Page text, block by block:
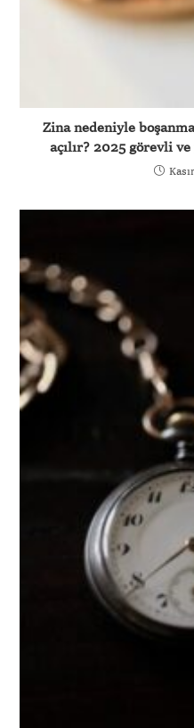
Zina nedeniyle
açılır? 2025 görevli